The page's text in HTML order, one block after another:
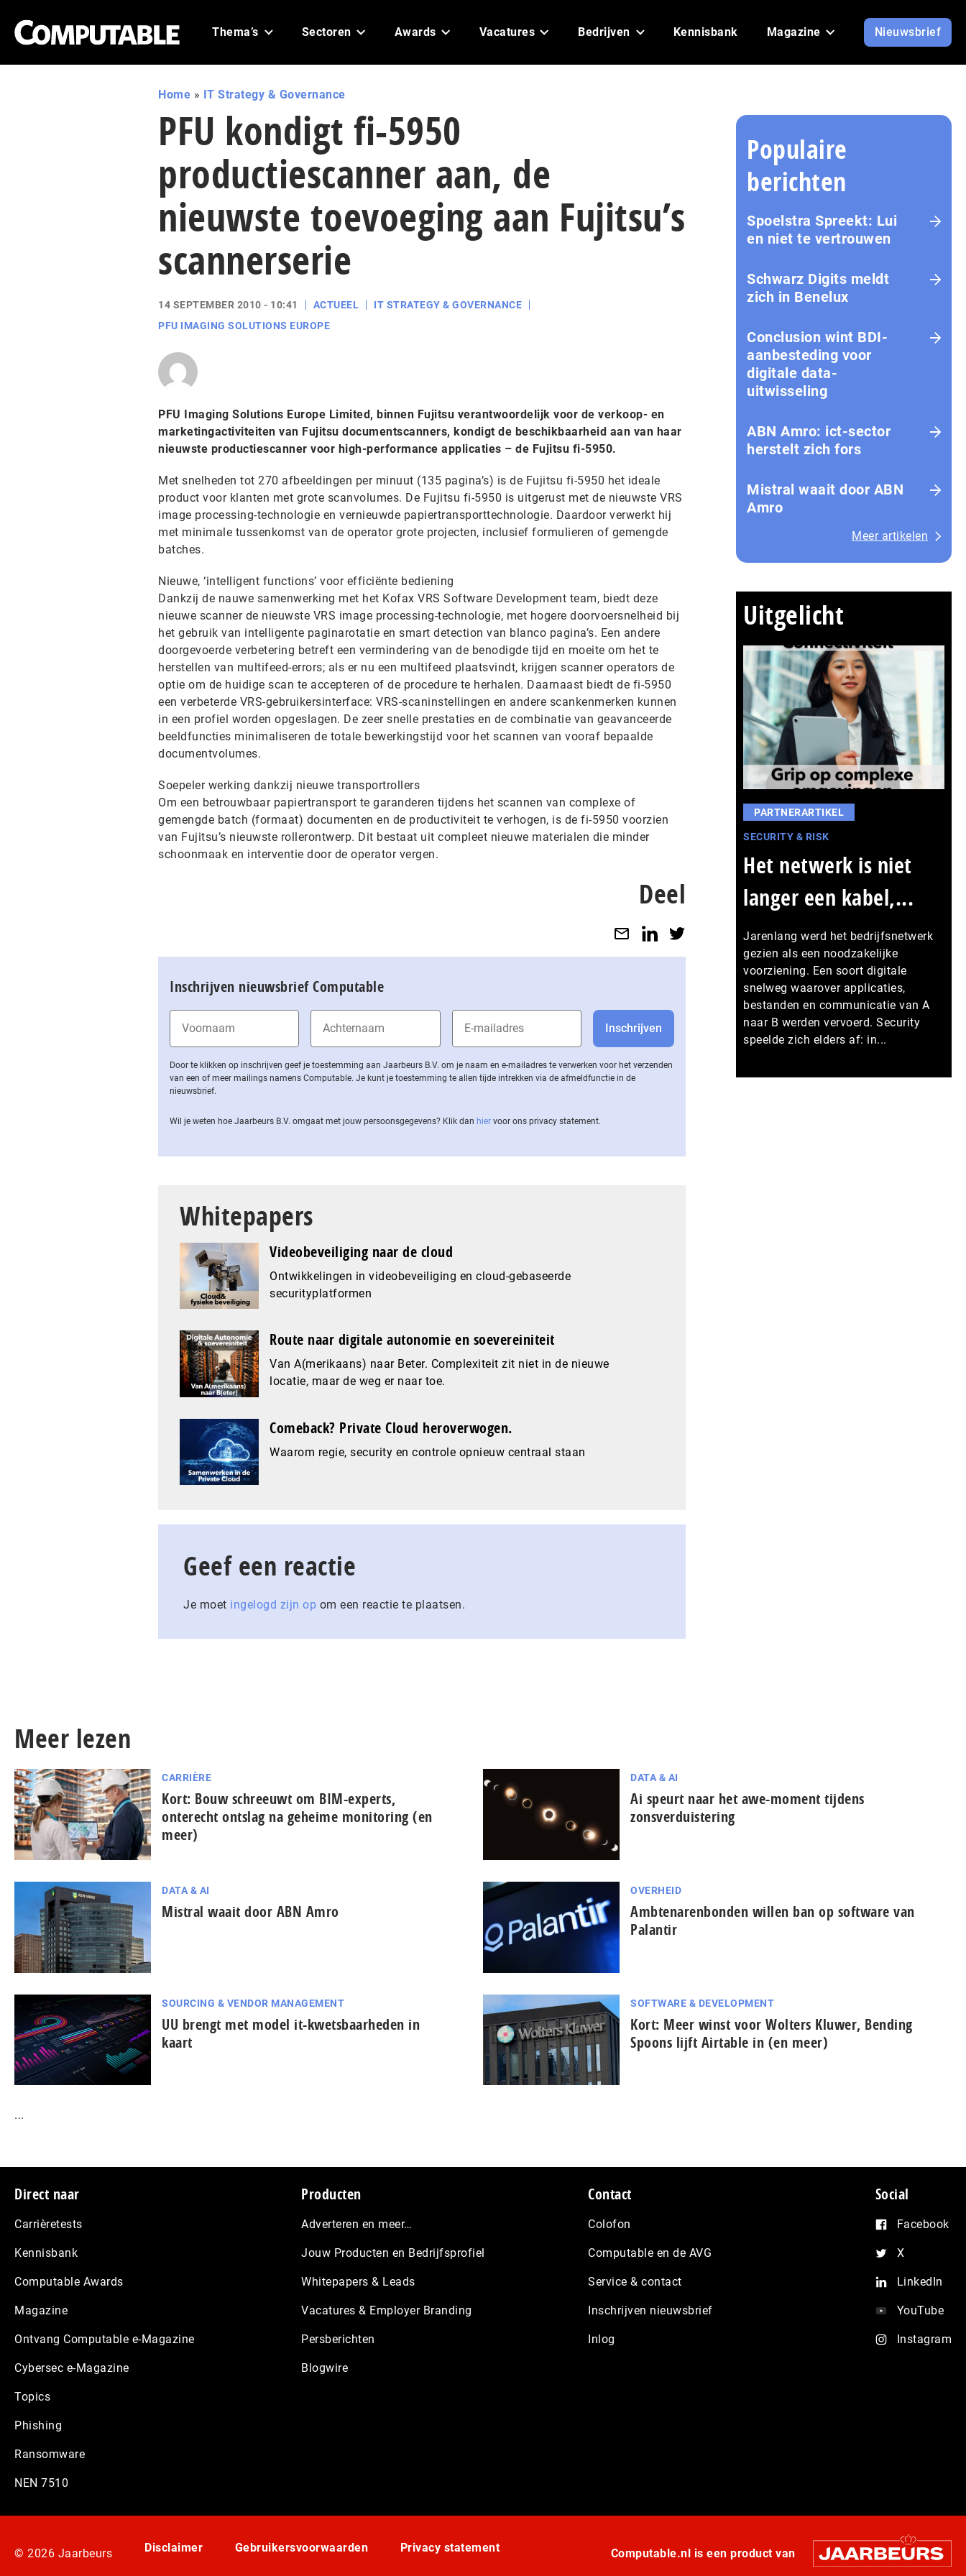
Thema’s Sectoren Awards Vacatures Bedrijven Kennisbank Magazine Nieuwsbrief
Home » IT Strategy & Governance
PFU kondigt fi-5950
productiescanner aan, de
nieuwste toevoeging aan Fujitsu’s
scannerserie
14 SEPTEMBER 2010 - 10:41 ACTUEEL
IT STRATEGY & GOVERNANCE
PFU IMAGING SOLUTIONS EUROPE
PFU Imaging Solutions Europe Limited, binnen Fujitsu verantwoordelijk voor de verkoop- en
marketingactiviteiten van Fujitsu documentscanners, kondigt de beschikbaarheid aan van haar
nieuwste productiescanner voor high-performance applicaties – de Fujitsu fi-5950.
Met snelheden tot 270 afbeeldingen per minuut (135 pagina’s) is de Fujitsu fi-5950 het ideale
product voor klanten met grote scanvolumes. De Fujitsu fi-5950 is uitgerust met de nieuwste VRS
image processing-technologie en vernieuwde papiertransporttechnologie. Daardoor verwerkt hij
met minimale tussenkomst van de operator grote projecten, inclusief formulieren of gemengde
batches.
Nieuwe, ‘intelligent functions’ voor efficiënte bediening
Dankzij de nauwe samenwerking met het Kofax VRS Software Development team, biedt deze
nieuwe scanner de nieuwste VRS image processing-technologie, met hogere doorvoersnelheid bij
het gebruik van intelligente paginarotatie en smart detection van blanco pagina’s. Een andere
doorgevoerde verbetering betreft een vermindering van de benodigde tijd en moeite om het te
herstellen van multifeed-errors; als er nu een multifeed plaatsvindt, krijgen scanner operators de
optie om de huidige scan te accepteren of de procedure te herhalen. Daarnaast biedt de fi-5950
een verbeterde VRS-gebruikersinterface: VRS-scaninstellingen en andere scankenmerken kunnen
in een profiel worden opgeslagen. De zeer snelle prestaties en de combinatie van geavanceerde
beeldfuncties minimaliseren de totale bewerkingstijd voor het scannen van vooraf bepaalde
documentvolumes.
Soepeler werking dankzij nieuwe transportrollers
Om een betrouwbaar papiertransport te garanderen tijdens het scannen van complexe of
gemengde batch (formaat) documenten en de productiviteit te verhogen, is de fi-5950 voorzien
van Fujitsu’s nieuwste rollerontwerp. Dit bestaat uit compleet nieuwe materialen die minder
schoonmaak en interventie door de operator vergen.
Deel
Inschrijven nieuwsbrief Computable
Door te klikken op inschrijven geef je toestemming aan Jaarbeurs B.V. om je naam en e-mailadres te verwerken voor het verzenden
van een of meer mailings namens Computable. Je kunt je toestemming te allen tijde intrekken via de af­meld­func­tie in de
nieuwsbrief.
Wil je weten hoe Jaarbeurs B.V. omgaat met jouw per­soons­ge­ge­vens? Klik dan hier voor ons privacy statement.
Whitepapers
Videobeveiliging naar de cloud
Ontwikkelingen in videobeveiliging en cloud-gebaseerde
securityplatformen
Route naar digitale autonomie en soevereiniteit
Van A(merikaans) naar Beter. Complexiteit zit niet in de nieuwe
locatie, maar de weg er naar toe.
Comeback? Private Cloud heroverwogen.
Waarom regie, security en controle opnieuw centraal staan
Geef een reactie
Je moet ingelogd zijn op om een reactie te plaatsen.
Populaire
berichten
Spoelstra Spreekt: Lui
en niet te vertrouwen
Schwarz Digits meldt
zich in Benelux
Conclusion wint BDI-
aanbesteding voor
digitale data-
uitwisseling
ABN Amro: ict-sector
herstelt zich fors
Mistral waait door ABN
Amro
Meer artikelen
Uitgelicht
PARTNERARTIKEL
SECURITY & RISK
Het netwerk is niet
langer een kabel,...
Jarenlang werd het bedrijfsnetwerk
gezien als een noodzakelijke
voorziening. Een soort digitale
snelweg waarover applicaties,
bestanden en communicatie van A
naar B werden vervoerd. Security
speelde zich elders af: in...
Meer lezen
CARRIÈRE
Kort: Bouw schreeuwt om BIM-experts,
onterecht ontslag na geheime monitoring (en
meer)
DATA & AI
Ai speurt naar het awe-moment tijdens
zonsverduistering
DATA & AI
Mistral waait door ABN Amro
OVERHEID
Ambtenarenbonden willen ban op software van
Palantir
SOURCING & VENDOR MANAGEMENT
UU brengt met model it-kwetsbaarheden in
kaart
SOFTWARE & DEVELOPMENT
Kort: Meer winst voor Wolters Kluwer, Bending
Spoons lijft Airtable in (en meer)
...
Footer
Direct naar
Carrièretests
Kennisbank
Computable Awards
Magazine
Ontvang Computable e-Magazine
Cybersec e-Magazine
Topics
Phishing
Ransomware
NEN 7510
Producten
Adverteren en meer…
Jouw Producten en Bedrijfsprofiel
Whitepapers & Leads
Vacatures & Employer Branding
Persberichten
Blogwire
Contact
Colofon
Computable en de AVG
Service & contact
Inschrijven nieuwsbrief
Inlog
Social
Facebook
X
LinkedIn
YouTube
Instagram
© 2026 Jaarbeurs Disclaimer Gebruikersvoorwaarden Privacy statement Computable.nl is een product van